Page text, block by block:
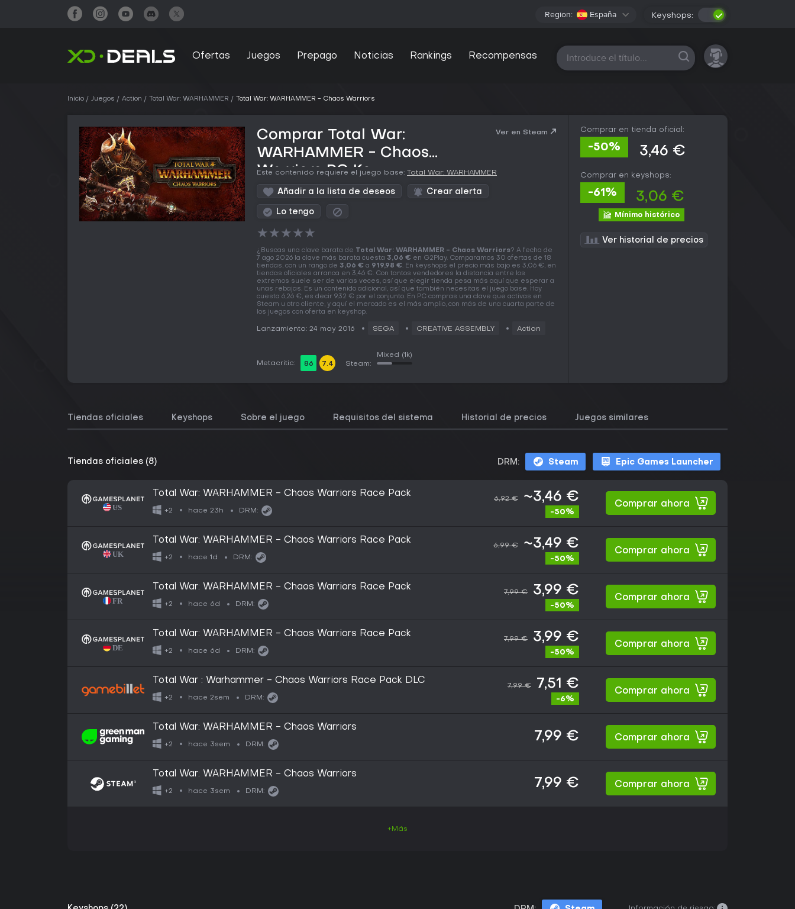
Region: España Keyshops:
Ofertas Juegos Prepago Noticias Rankings Recompensas Todas las plataformas
Inicio Juegos Action Total War: WARHAMMER Total War: WARHAMMER - Chaos Warriors
Comprar Total War:
WARHAMMER - Chaos
Warriors PC Key
Ver en Steam
Este contenido requiere el juego base: Total War: WARHAMMER
Añadir a la lista de deseos Crear alerta
Lo tengo
★★★★★
¿Buscas una clave barata de Total War: WARHAMMER - Chaos Warriors? A fecha de
7 ago 2026 la clave más barata cuesta 3,06 € en G2Play. Comparamos 30 ofertas de 18
tiendas, con un rango de 3,06 € a 919,98 €. En keyshops el precio más bajo es 3,06 €, en
tiendas oficiales arranca en 3,46 €. Con tantos vendedores la distancia entre los
extremos suele ser de varias veces, así que elegir tienda pesa más aquí que esperar a
unas rebajas. Es un contenido adicional, así que también necesitas el juego base. Hoy
cuesta 6,26 €, es decir 9,32 € por el conjunto. En PC compras una clave que activas en
Steam u otro cliente, y aquí el mercado es el más amplio, con más de una cuarta parte de
los juegos con oferta en keyshop.
Lanzamiento: 24 may 2016 SEGA CREATIVE ASSEMBLY Action
Metacritic: 86 7.4 Steam:
Mixed (1k)
Comprar en tienda oficial:
-50% 3,46 €
Comprar en keyshops:
-61% 3,06 €
Mínimo histórico
Ver historial de precios
Tiendas oficiales Keyshops Sobre el juego Requisitos del sistema Historial de precios Juegos similares
Tiendas oficiales (8) DRM: Steam Epic Games Launcher
Total War: WARHAMMER - Chaos Warriors Race Pack
+2 hace 23h DRM:
6,92 € ~3,46 €
-50%
Comprar ahora
Total War: WARHAMMER - Chaos Warriors Race Pack
+2 hace 1d DRM:
6,99 € ~3,49 €
-50%
Comprar ahora
Total War: WARHAMMER - Chaos Warriors Race Pack
+2 hace 6d DRM:
7,99 € 3,99 €
-50%
Comprar ahora
Total War: WARHAMMER - Chaos Warriors Race Pack
+2 hace 6d DRM:
7,99 € 3,99 €
-50%
Comprar ahora
Total War : Warhammer - Chaos Warriors Race Pack DLC
+2 hace 2sem DRM:
7,99 € 7,51 €
-6%
Comprar ahora
Total War: WARHAMMER - Chaos Warriors
+2 hace 3sem DRM:
7,99 € Comprar ahora
Total War: WARHAMMER - Chaos Warriors
+2 hace 3sem DRM:
7,99 € Comprar ahora
+Más